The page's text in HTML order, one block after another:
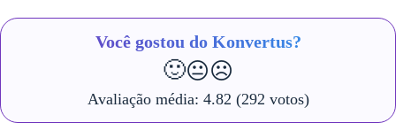
Você gostou do Konvertus?
🙂😐☹️
Avaliação média: 4.82 (292 votos)